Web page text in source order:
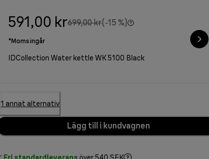
591,00 kr699,00 krursprungligt pris 699,00 kr
(-15 %)
*Moms ingår
IDCollection Water kettle WK 5100 Black
1 annat alternativ
Lägg till i kundvagnen